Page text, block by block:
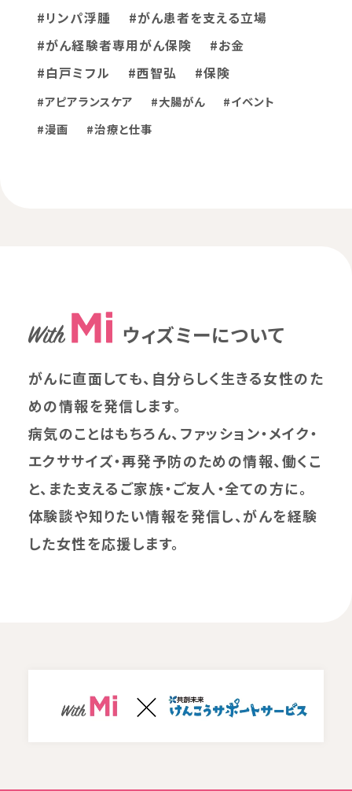
#リンパ浮腫
#がん患者を支える立場
#がん経験者専用がん保険
#お金
#白戸ミフル
#西智弘 #保険
#アピアランスケア #大腸がん
#イベント
#漫画
#治療と仕事
ウィズミーについて
がんに直面しても、自分らしく生きる女性のた
めの情報を発信します。
病気のことはもちろん、ファッション・メイク・
エクササイズ・再発予防のための情報、働くこ
と、また支えるご家族・ご友人・全ての方に。
体験談や知りたい情報を発信し、がんを経験
した女性を応援します。